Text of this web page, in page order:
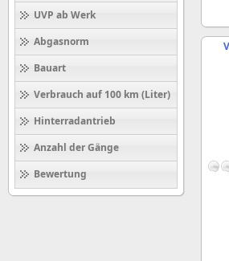
UVP ab Werk
Abgasnorm
Bauart
Verbrauch auf 100 km (Liter)
Hinterradantrieb
Anzahl der Gänge
Bewertung